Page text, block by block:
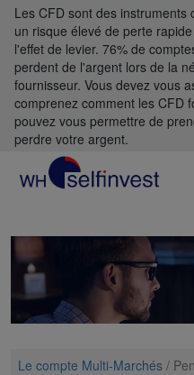
Les CFD sont des instruments
un risque élevé de perte
l'effet de levier. 76% de
perdent de l'argent lors de la
fournisseur. Vous devez vous
comprenez comment les CFD
pouvez vous permettre de
perdre votre argent.
Le compte Multi-Marchés /